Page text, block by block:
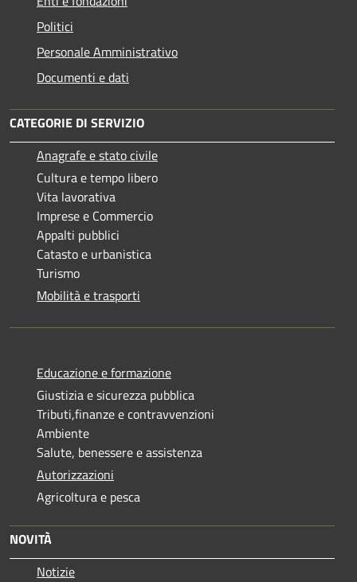
Politici
Personale Amministrativo
Documenti e dati
CATEGORIE DI SERVIZIO
Anagrafe e stato civile
Cultura e tempo libero
Vita lavorativa
Imprese e Commercio
Appalti pubblici
Catasto e urbanistica
Turismo
Mobilità e trasporti
Educazione e formazione
Giustizia e sicurezza pubblica
Tributi,finanze e contravvenzioni
Ambiente
Salute, benessere e assistenza
Autorizzazioni
Agricoltura e pesca
NOVITÀ
Notizie